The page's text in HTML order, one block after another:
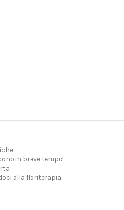
in breve tempo!
alla floriterapia.